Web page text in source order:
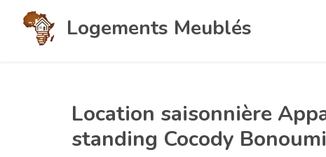
Logements Meublés
Location saisonnière
standing Cocody